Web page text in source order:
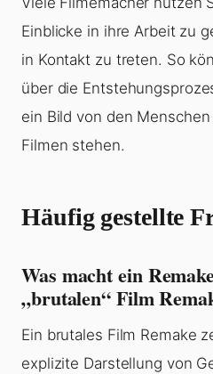
Einblicke in ihre Arbeit zu
in Kontakt zu treten. So
über die
ein Bild von den
Filmen stehen.
Häufig gestellte
Was macht ein
„brutalen“ Film
Ein brutales Film Remake
explizite Darstellung von